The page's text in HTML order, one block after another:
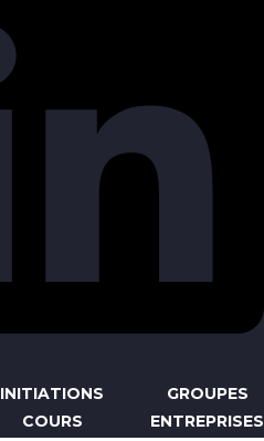
INITIATIONS
COURS
GROUPES
ENTREPRISES